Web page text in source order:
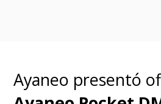
Ayaneo presentó